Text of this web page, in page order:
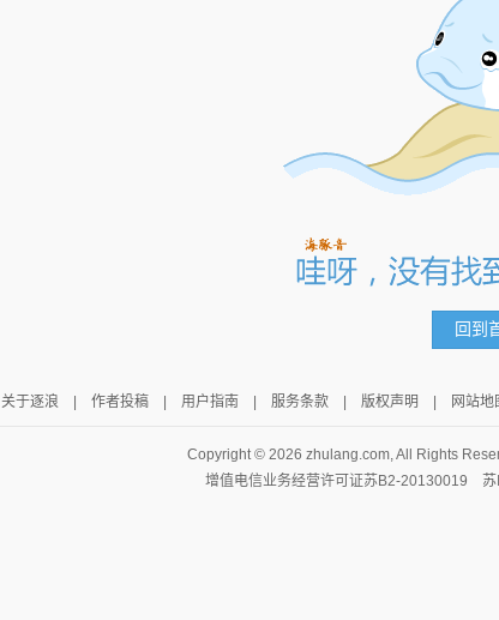
回到
关于逐浪 作者投稿 用户指南 服务条款 版权声明 网站地
Copyright © 2026 zhulang.com, All Rights
增值电信业务经营许可证苏B2-20130019